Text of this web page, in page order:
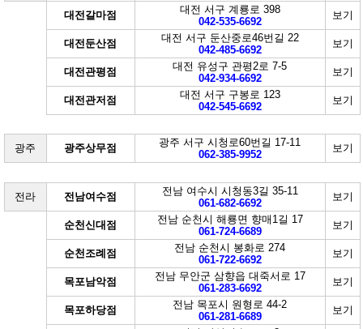
대전갈마점
대전 서구 계룡로 398
042-535-6692
보기
대전둔산점
대전 서구 둔산중로46번길 22
042-485-6692
보기
대전관평점
대전 유성구 관평2로 7-5
042-934-6692
보기
대전관저점
대전 서구 구봉로 123
042-545-6692
보기
광주 광주상무점
광주 서구 시청로60번길 17-11
062-385-9952
보기
전라 전남여수점
전남 여수시 시청동3길 35-11
061-682-6692
보기
순천신대점
전남 순천시 해룡면 향매1길 17
061-724-6689
보기
순천조례점
전남 순천시 봉화로 274
061-722-6692
보기
목포남악점
전남 무안군 삼향읍 대죽서로 17
061-283-6692
보기
목포하당점
전남 목포시 원형로 44-2
061-281-6689
보기